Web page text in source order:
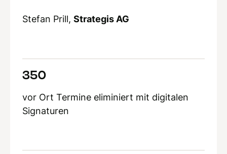
Stefan Prill, Strategis AG
350
vor Ort Termine eliminiert mit digitalen
Signaturen